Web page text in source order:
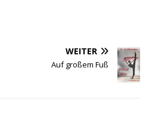
WEITER
Auf großem Fuß